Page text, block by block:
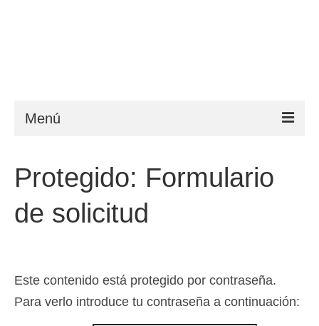
Menú
Requisitos
FAQ
Noticias
Protegido: Formulario
de solicitud
Este contenido está protegido por contraseña.
Para verlo introduce tu contraseña a continuación: